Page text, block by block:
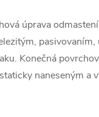
úprava
Konečná
naneseným a